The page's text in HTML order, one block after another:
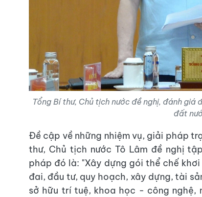
Tổng Bí thư, Chủ tịch nước đề nghị, đánh
đất
Đề cập về những nhiệm vụ, giải pháp
thư, Chủ tịch nước Tô Lâm đề nghị
pháp đó là: "Xây dựng gói thể chế
đai, đầu tư, quy hoạch, xây dựng, tài
sở hữu trí tuệ, khoa học - công nghệ,